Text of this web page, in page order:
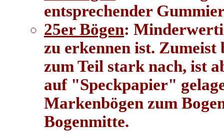
entsprechender
25er Bögen:
zu erkennen ist.
zum Teil stark nach, ist
auf "Speckpapier"
Markenbögen zum
Bogenmitte.